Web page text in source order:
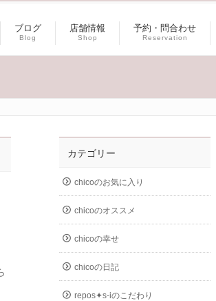
ブログ
Blog
店舗情報
Shop
予約・問合わせ
Reservation
カテゴリー
chicoのお気に入り
chicoのオススメ
chicoの幸せ
chicoの日記
repos✦s-iのこだわり